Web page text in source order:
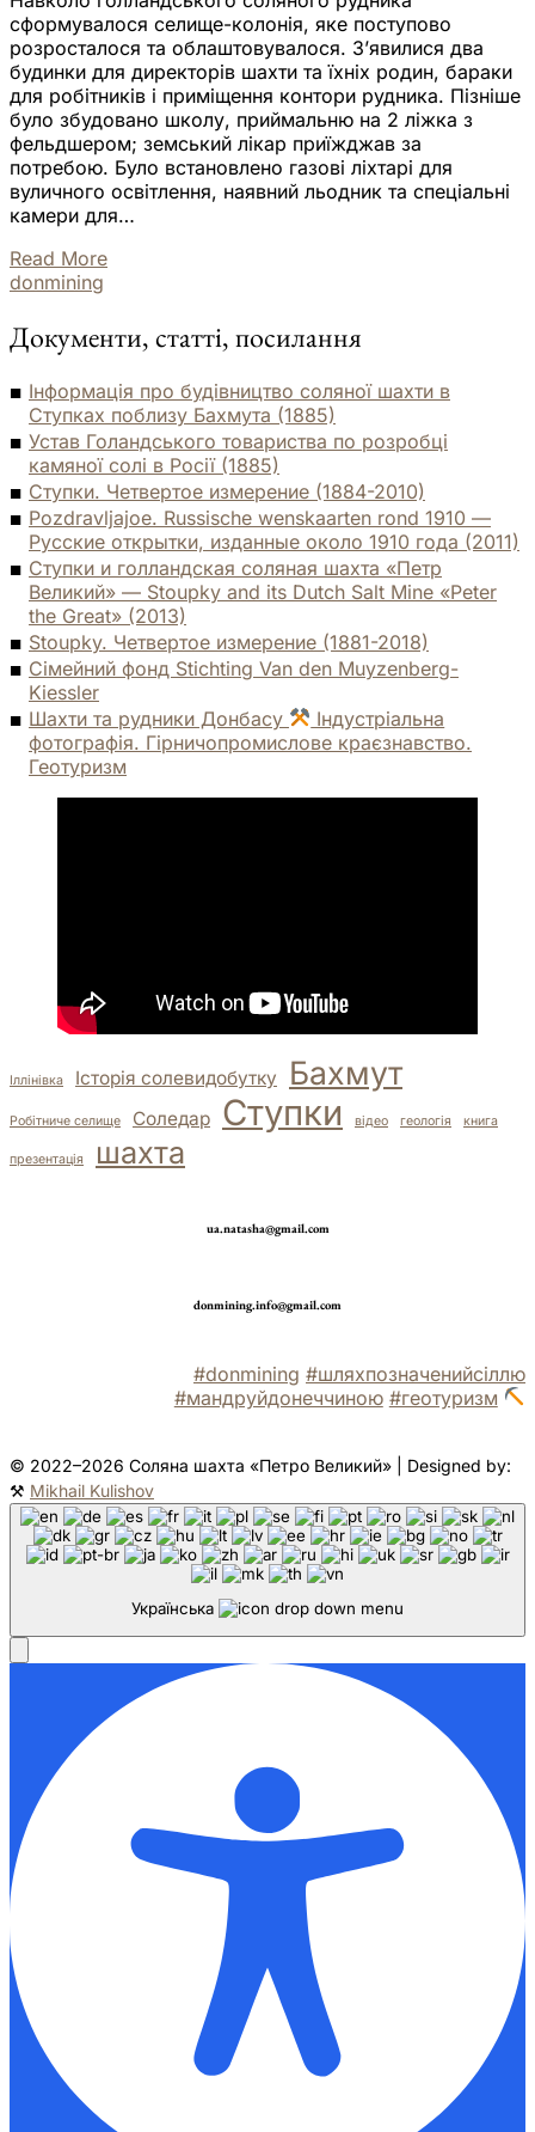
сформувалося селище-колонія, яке поступово
розросталося та облаштовувалося. З’явилися два
будинки для директорів шахти та їхніх родин, бараки
для робітників і приміщення контори рудника. Пізніше
було збудовано школу, приймальню на 2 ліжка з
фельдшером; земський лікар приїжджав за
потребою. Було встановлено газові ліхтарі для
вуличного освітлення, наявний льодник та спеціальні
камери для…
Read More
donmining
Документи, статті, посилання
Інформація про будівництво соляної шахти в
Ступках поблизу Бахмута (1885)
Устав Голандського товариства по розробці
камяної солі в Росії (1885)
Ступки. Четвертое измерение (1884-2010)
Pozdravljajoe. Russische wenskaarten rond 1910 —
Русские открытки, изданные около 1910 года (2011)
Ступки и голландская соляная шахта «Петр
Великий» — Stoupky and its Dutch Salt Mine «Peter
the Great» (2013)
Stoupky. Четвертое измерение (1881-2018)
Сімейний фонд Stichting Van den Muyzenberg-
Kiessler
Шахти та рудники Донбасу
Індустріальна
фотографія. Гірничопромислове краєзнавство.
Геотуризм
Іллінівка Історія солевидобутку Бахмут
Робітниче селище Соледар Ступки відео геологія книга
презентація шахта
ua.natasha@gmail.com
donmining.info@gmail.com
#donmining #шляхпозначенийсіллю
#мандруйдонеччиною #геотуризм
© 2022–2026 Соляна шахта «Петро Великий» | Designed by:
⚒ Mikhail Kulishov
Українська